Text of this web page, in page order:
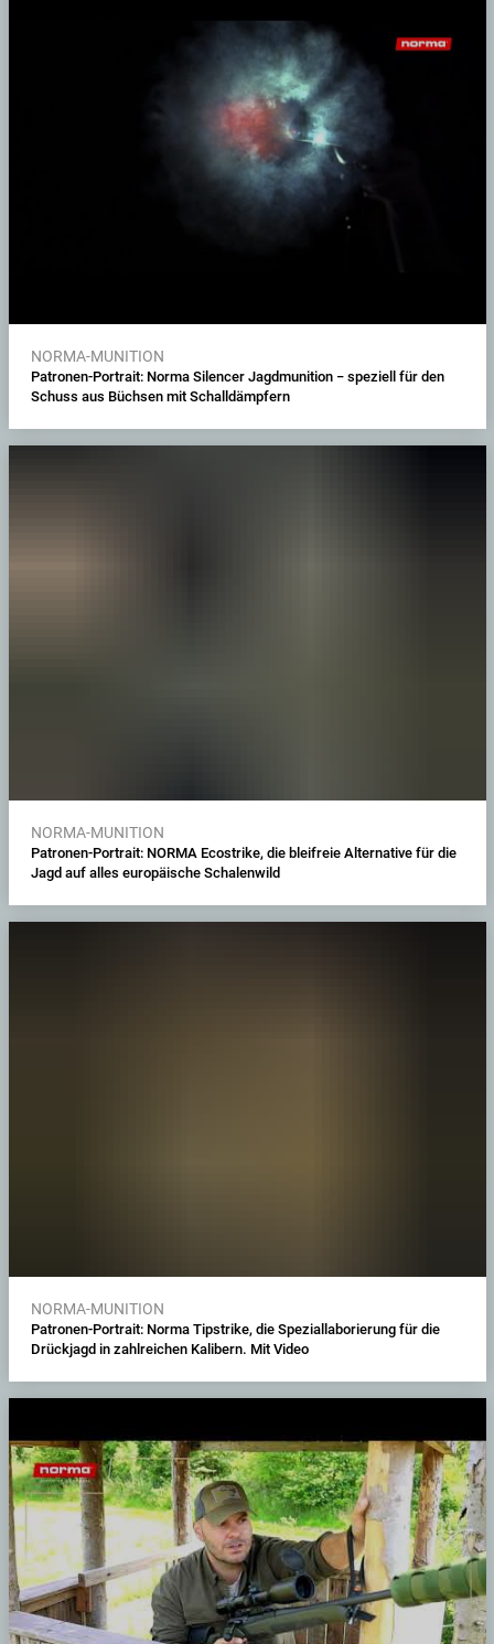
NORMA-MUNITION
Patronen-Portrait: Norma Silencer Jagdmunition − speziell für den
Schuss aus Büchsen mit Schalldämpfern
NORMA-MUNITION
Patronen-Portrait: NORMA Ecostrike, die bleifreie Alternative für die
Jagd auf alles europäische Schalenwild
NORMA-MUNITION
Patronen-Portrait: Norma Tipstrike, die Speziallaborierung für die
Drückjagd in zahlreichen Kalibern. Mit Video